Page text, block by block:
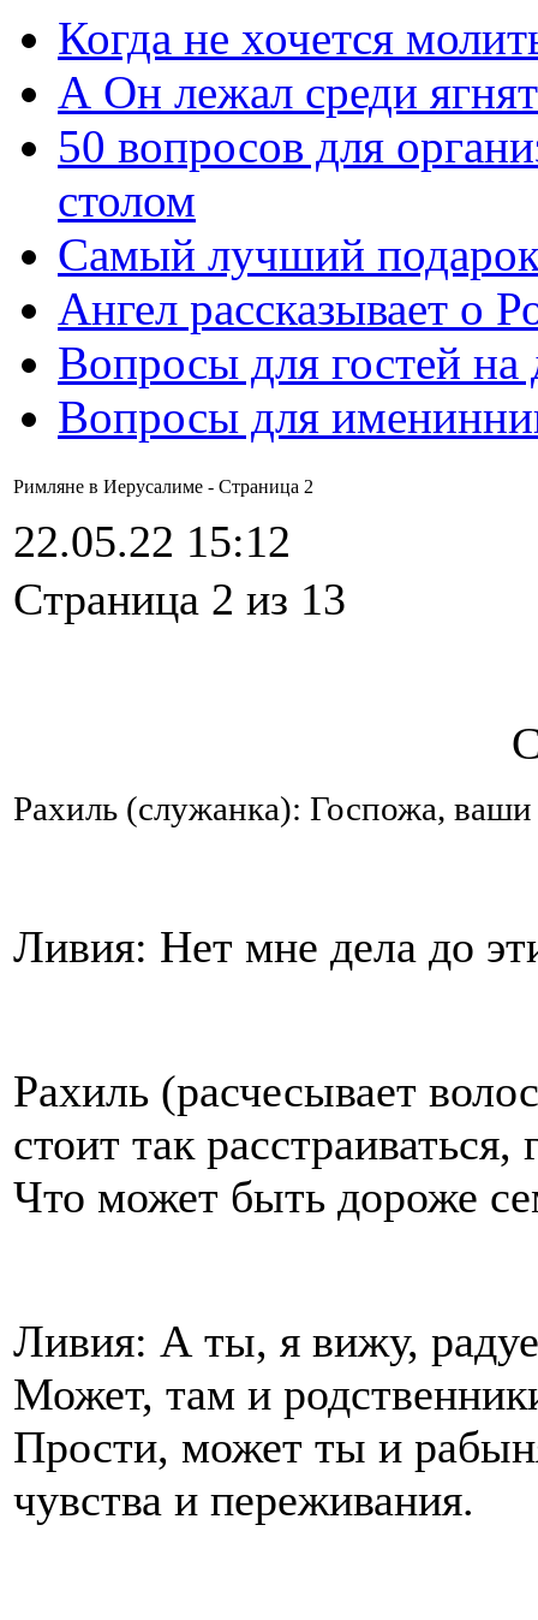
Когда не хочется
А Он лежал среди ягнят
50 вопросов для
столом
Самый лучший
Ангел рассказывает о
Вопросы для гостей
Вопросы для
Римляне в Иерусалиме - Cтраница 2
22.05.22 15:12
Cтраница 2 из 13
Рахиль (служанка): Госпожа,
Ливия: Нет мне дела до
Рахиль (расчесывает
стоит так
Что может быть дороже
Ливия: А ты, я вижу,
Может, там и
Прости, может ты и
чувства и переживания.